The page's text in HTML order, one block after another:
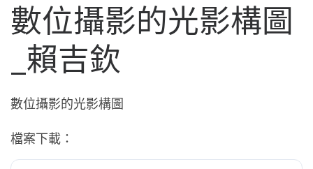
數位攝影的光影構圖
_賴吉欽
數位攝影的光影構圖
檔案下載：